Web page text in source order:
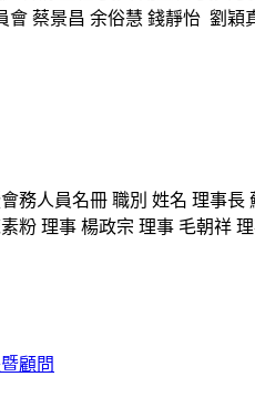
蔡景昌 余俗慧 錢靜怡 劉穎
務人員名冊 職別 姓名 理事長
粉 理事 楊政宗 理事 毛朝祥
顧問